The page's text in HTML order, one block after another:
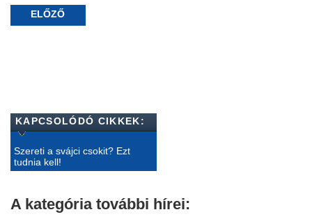
ELŐZŐ
KAPCSOLÓDÓ CIKKEK:
Szereti a svájci csokit? Ezt
tudnia kell!
A kategória további hírei: